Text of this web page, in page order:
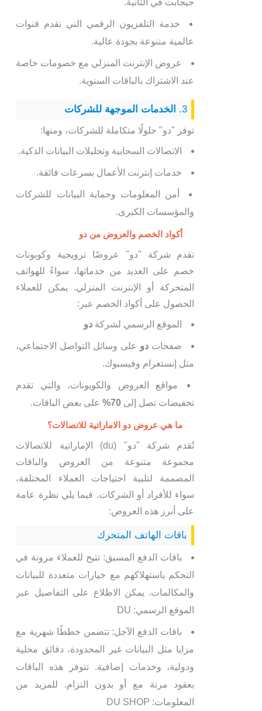
جيجابت في الثانية.
خدمة التلفزيون الرقمي التي تقدم قنوات
عالمية متنوعة بجودة عالية.
عروض الإنترنت المنزلي مع خصومات خاصة
عند الاشتراك بالباقات السنوية.
3. الخدمات الموجهة للشركات
توفر "دو" حلولًا متكاملة للشركات، ومنها:
الاتصالات السحابية وتحليلات البيانات الذكية.
خدمات إنترنت الأعمال بسرعات فائقة.
أمن المعلومات وحماية البيانات للشركات
والمؤسسات الكبرى.
أكواد الخصم والعروض من دو
تقدم شركة "دو" عروضًا ترويجية وكوبونات
خصم على العديد من خدماتها، سواءً للهواتف
المتحركة أو الإنترنت المنزلي. يمكن للعملاء
الحصول على أكواد الخصم عبر:
الموقع الرسمي لشركة دو
صفحاتدو على وسائل التواصل الاجتماعي،
مثل إنستغرام وفيسبوك.
مواقع العروض والكوبونات، والتي تقدم
تخفيضات تصل إلى 70% على بعض الباقات.
ما هي عروض دو الاماراتية للاتصالات؟
تُقدم شركة "دو" (du) الإماراتية للاتصالات
مجموعة متنوعة من العروض والباقات
المصممة لتلبية احتياجات العملاء المختلفة،
سواء للأفراد أو الشركات. فيما يلي نظرة عامة
على أبرز هذه العروض:
باقات الهاتف المتحرك
باقات الدفع المسبق: تتيح للعملاء مرونة في
التحكم باستهلاكهم مع خيارات متعددة للبيانات
والمكالمات. يمكن الاطلاع على التفاصيل عبر
الموقع الرسمي: DU
باقات الدفع الآجل: تتضمن خططًا شهرية مع
مزايا مثل البيانات غير المحدودة، دقائق محلية
ودولية، وخدمات إضافية. تتوفر هذه الباقات
بعقود مرنة مع أو بدون التزام. للمزيد من
المعلومات: DU SHOP